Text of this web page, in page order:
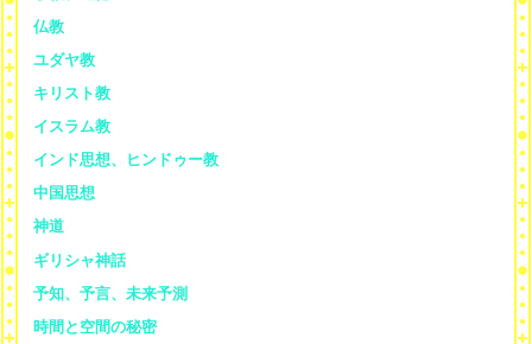
仏教
ユダヤ教
キリスト教
イスラム教
インド思想、ヒンドゥー教
中国思想
神道
ギリシャ神話
予知、予言、未来予測
時間と空間の秘密